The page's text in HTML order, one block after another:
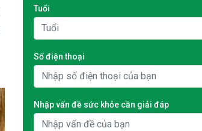
Tuổi
Số điện thoại
Nhập vấn đề sức khỏe cần giải đáp